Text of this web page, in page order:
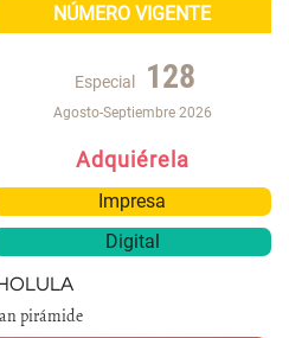
NÚMERO VIGENTE
Especial 128
Agosto-Septiembre 2026
Adquiérela
Impresa
Digital
pirámide